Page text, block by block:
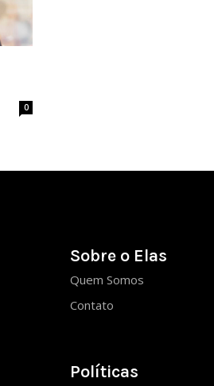
0
Sobre o Elas
Quem Somos
Contato
Políticas